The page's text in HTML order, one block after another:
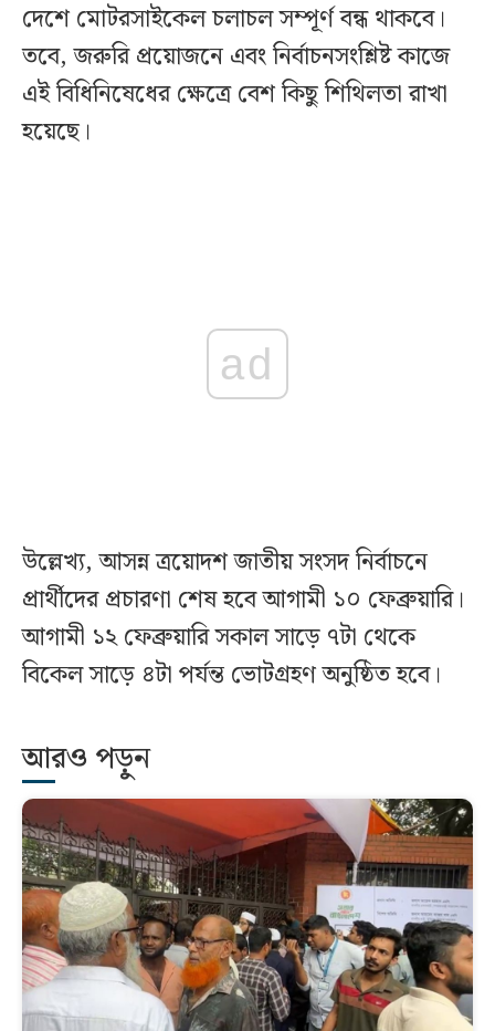
দেশে মোটরসাইকেল চলাচল সম্পূর্ণ বন্ধ থাকবে।
তবে, জরুরি প্রয়োজনে এবং নির্বাচনসংশ্লিষ্ট কাজে
এই বিধিনিষেধের ক্ষেত্রে বেশ কিছু শিথিলতা রাখা
হয়েছে।
ad
উল্লেখ্য, আসন্ন ত্রয়োদশ জাতীয় সংসদ নির্বাচনে
প্রার্থীদের প্রচারণা শেষ হবে আগামী ১০ ফেব্রুয়ারি।
আগামী ১২ ফেব্রুয়ারি সকাল সাড়ে ৭টা থেকে
বিকেল সাড়ে ৪টা পর্যন্ত ভোটগ্রহণ অনুষ্ঠিত হবে।
আরও পড়ুন